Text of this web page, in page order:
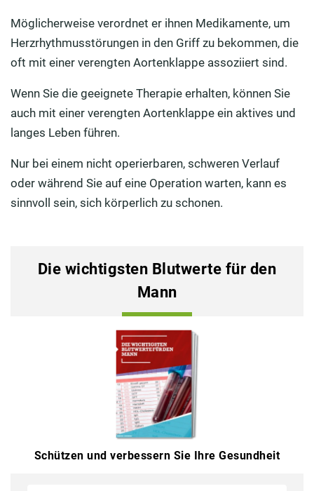
Möglicherweise verordnet er ihnen Medikamente, um
Herzrhythmusstörungen in den Griff zu bekommen, die
oft mit einer verengten Aortenklappe assoziiert sind.
Wenn Sie die geeignete Therapie erhalten, können Sie
auch mit einer verengten Aortenklappe ein aktives und
langes Leben führen.
Nur bei einem nicht operierbaren, schweren Verlauf
oder während Sie auf eine Operation warten, kann es
sinnvoll sein, sich körperlich zu schonen.